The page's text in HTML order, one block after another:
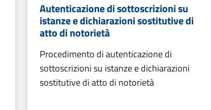
Autenticazione di sottoscrizioni su
istanze e dichiarazioni sostitutive di
atto di notorietà
Procedimento di autenticazione di
sottoscrizioni su istanze e dichiarazioni
sostitutive di atto di notorietà